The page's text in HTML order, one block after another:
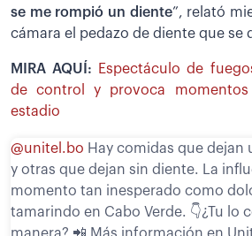
se me rompió un diente”, relató
cámara el pedazo de diente que se
MIRA AQUÍ:
Espectáculo de
de control y provoca
estadio
@unitel.bo Hay comidas que dejan
y otras que dejan sin diente. La
momento tan inesperado como
tamarindo en Cabo Verde. 👇¿Tu lo